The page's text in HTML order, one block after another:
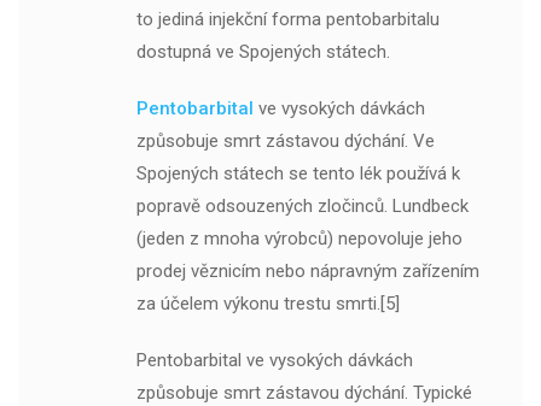
to jediná injekční forma pentobarbitalu
dostupná ve Spojených státech.
Pentobarbital ve vysokých dávkách
způsobuje smrt zástavou dýchání. Ve
Spojených státech se tento lék používá k
popravě odsouzených zločinců. Lundbeck
(jeden z mnoha výrobců) nepovoluje jeho
prodej věznicím nebo nápravným zařízením
za účelem výkonu trestu smrti.[5]
Pentobarbital ve vysokých dávkách
způsobuje smrt zástavou dýchání. Typické